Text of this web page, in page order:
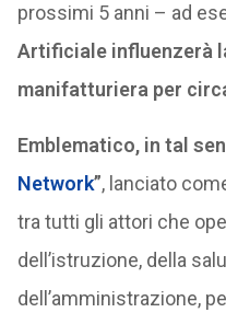
prossimi 5 anni – ad
Artificiale influenzerà
manifatturiera per
Emblematico, in tal
Network”, lanciato
tra tutti gli attori che
dell’istruzione, della
dell’amministrazione,